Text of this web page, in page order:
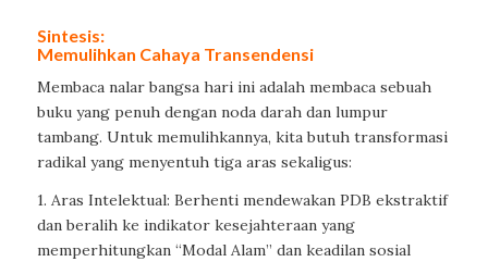
Sintesis:
Memulihkan Cahaya Transendensi
Membaca nalar bangsa hari ini adalah membaca sebuah
buku yang penuh dengan noda darah dan lumpur
tambang. Untuk memulihkannya, kita butuh transformasi
radikal yang menyentuh tiga aras sekaligus:
1. Aras Intelektual: Berhenti mendewakan PDB ekstraktif
dan beralih ke indikator kesejahteraan yang
memperhitungkan “Modal Alam” dan keadilan sosial